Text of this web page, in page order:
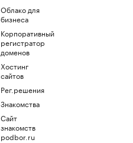
Облако для
бизнеса
Корпоративный
регистратор
доменов
Хостинг
сайтов
Рег.решения
Знакомства
Сайт
знакомств
podbor.ru